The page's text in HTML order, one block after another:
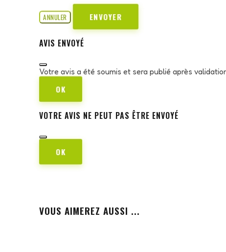
ANNULER ENVOYER
AVIS ENVOYÉ
Votre avis a été soumis et sera publié après
OK
VOTRE AVIS NE PEUT PAS ÊTRE ENVOYÉ
OK
VOUS AIMEREZ AUSSI ...